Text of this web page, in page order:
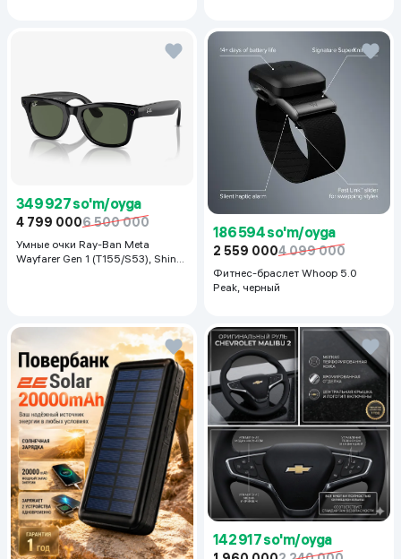
349 927 so'm/oyga
4 799 0006 500 000
Умные очки Ray-Ban Meta
Wayfarer Gen 1 (T155/S53), Shiny
186 594 so'm/oyga
2 559 0004 099 000
Фитнес-браслет Whoop 5.0
Peak, черный
142 917 so'm/oyga